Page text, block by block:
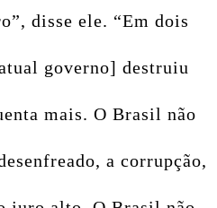
disse ele. “Em dois
governo] destruiu
mais. O Brasil não
a corrupção,